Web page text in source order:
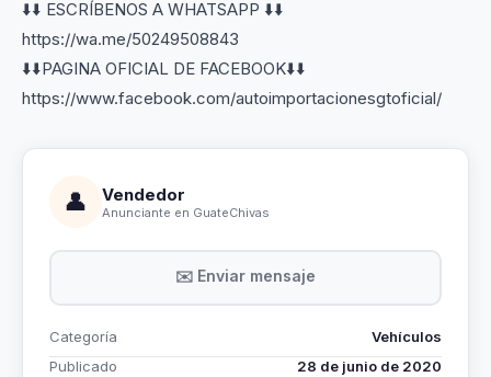
⬇️⬇️ ESCRÍBENOS A WHATSAPP ⬇️⬇️
https://wa.me/50249508843
⬇️⬇️PAGINA OFICIAL DE FACEBOOK⬇️⬇️
https://www.facebook.com/autoimportacionesgtoficial/
👤 Vendedor
Anunciante en GuateChivas
✉️ Enviar mensaje
Categoría
Vehículos
Publicado
28 de junio de 2020